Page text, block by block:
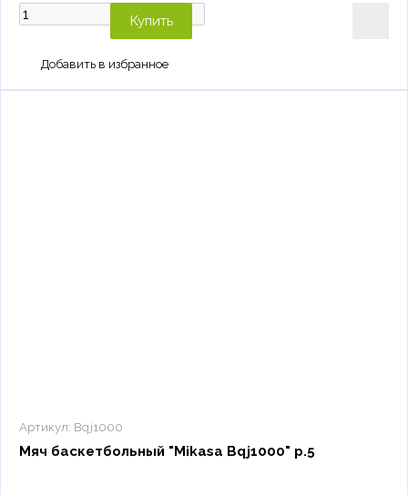
Купить
Артикул: Bqj1000
Мяч баскетбольный "Mikasa Bqj1000" р.5